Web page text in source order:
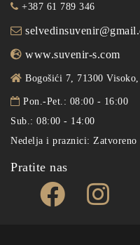
+387 61 789 346
www.suvenir-s.com
Bogošići 7, 71300
Pon.-Pet.: 08:00 - 16:00
Sub.: 08:00 - 14:00
Nedelja i praznici: Zatvoreno
Pratite nas